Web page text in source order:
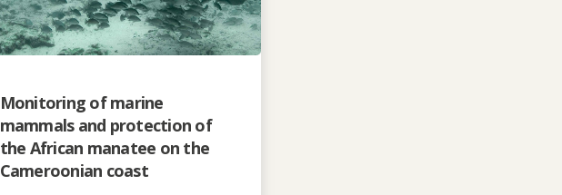
Monitoring of marine
mammals and protection of
the African manatee on the
Cameroonian coast